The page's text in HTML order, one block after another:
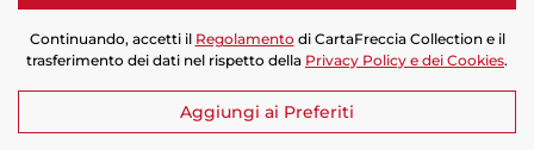
Continuando, accetti il Regolamento di CartaFreccia Collection e il
trasferimento dei dati nel rispetto della Privacy Policy e dei Cookies.
Aggiungi ai Preferiti